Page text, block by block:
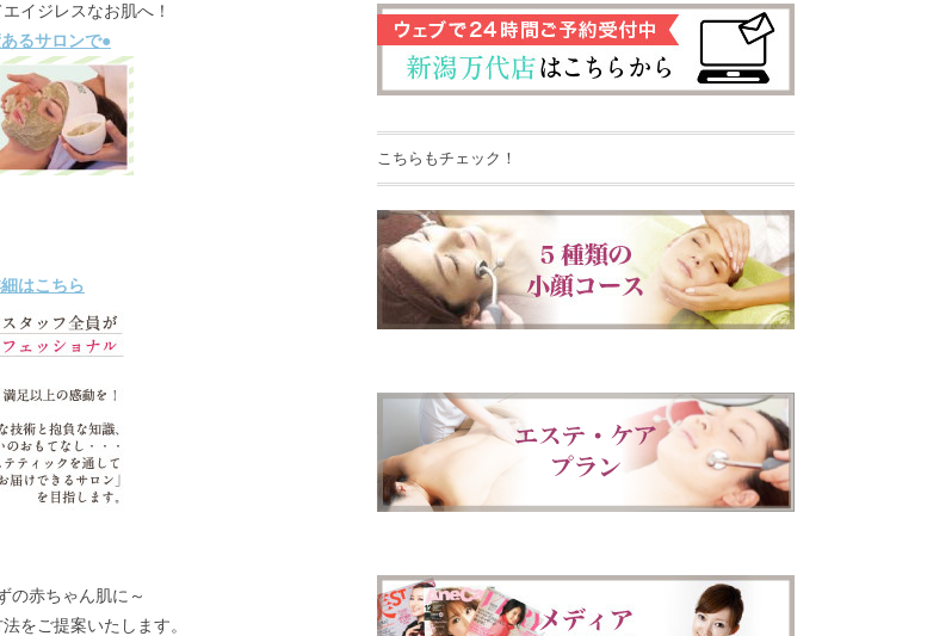
イジレスなお肌へ！
るサロンで●
はこちら
の赤ちゃん肌に～
をご提案いたします。
こちらもチェック！